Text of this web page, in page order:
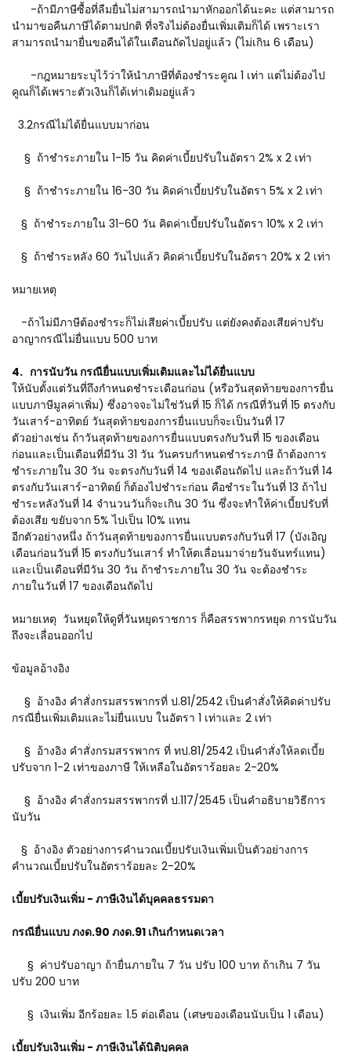
-ถ้ามีภาษีซื้อที่ลืมยื่นไม่สามารถนำมาหักออกได้นะคะ แต่สามารถ
นำมาขอคืนภาษีได้ตามปกติ ที่จริงไม่ต้องยื่นเพิ่มเติมก็ได้ เพราะเรา
สามารถนำมายื่นขอคืนได้ในเดือนถัดไปอยู่แล้ว (ไม่เกิน 6 เดือน)
-กฎหมายระบุไว้ว่าให้นำภาษีที่ต้องชำระคูณ 1 เท่า แต่ไม่ต้องไป
คูณก็ได้เพราะตัวเงินก็ได้เท่าเดิมอยู่แล้ว
3.2กรณีไม่ได้ยื่นแบบมาก่อน
§ ถ้าชำระภายใน 1-15 วัน คิดค่าเบี้ยปรับในอัตรา 2% x 2 เท่า
§ ถ้าชำระภายใน 16-30 วัน คิดค่าเบี้ยปรับในอัตรา 5% x 2 เท่า
§ ถ้าชำระภายใน 31-60 วัน คิดค่าเบี้ยปรับในอัตรา 10% x 2 เท่า
§ ถ้าชำระหลัง 60 วันไปแล้ว คิดค่าเบี้ยปรับในอัตรา 20% x 2 เท่า
หมายเหตุ
-ถ้าไม่มีภาษีต้องชำระก็ไม่เสียค่าเบี้ยปรับ แต่ยังคงต้องเสียค่าปรับ
อาญากรณีไม่ยื่นแบบ 500 บาท
4. การนับวัน กรณียื่นแบบเพิ่มเติมและไม่ได้ยื่นแบบ
ให้นับตั้งแต่วันที่ถึงกำหนดชำระเดือนก่อน (หรือวันสุดท้ายของการยื่น
แบบภาษีมูลค่าเพิ่ม) ซึ่งอาจจะไม่ใช่วันที่ 15 ก็ได้ กรณีที่วันที่ 15 ตรงกับ
วันเสาร์-อาทิตย์ วันสุดท้ายของการยื่นแบบก็จะเป็นวันที่ 17
ตัวอย่างเช่น ถ้าวันสุดท้ายของการยื่นแบบตรงกับวันที่ 15 ของเดือน
ก่อนและเป็นเดือนที่มีวัน 31 วัน วันครบกำหนดชำระภาษี ถ้าต้องการ
ชำระภายใน 30 วัน จะตรงกับวันที่ 14 ของเดือนถัดไป และถ้าวันที่ 14
ตรงกับวันเสาร์-อาทิตย์ ก็ต้องไปชำระก่อน คือชำระในวันที่ 13 ถ้าไป
ชำระหลังวันที่ 14 จำนวนวันก็จะเกิน 30 วัน ซึ่งจะทำให้ค่าเบี้ยปรับที่
ต้องเสีย ขยับจาก 5% ไปเป็น 10% แทน
อีกตัวอย่างหนึ่ง ถ้าวันสุดท้ายของการยื่นแบบตรงกับวันที่ 17 (บังเอิญ
เดือนก่อนวันที่ 15 ตรงกับวันเสาร์ ทำให้ตเลื่อนมาจ่ายวันจันทร์แทน)
และเป็นเดือนที่มีวัน 30 วัน ถ้าชำระภายใน 30 วัน จะต้องชำระ
ภายในวันที่ 17 ของเดือนถัดไป
หมายเหตุ วันหยุดให้ดูที่วันหยุดราชการ ก็คือสรรพากรหยุด การนับวัน
ถึงจะเลื่อนออกไป
ข้อมูลอ้างอิง
§ อ้างอิง คำสั่งกรมสรรพากรที่ ป.81/2542 เป็นคำสั่งให้คิดค่าปรับ
กรณียื่นเพิ่มเติมและไม่ยื่นแบบ ในอัตรา 1 เท่าและ 2 เท่า
§ อ้างอิง คำสั่งกรมสรรพากร ที่ ทป.81/2542 เป็นคำสั่งให้ลดเบี้ย
ปรับจาก 1-2 เท่าของภาษี ให้เหลือในอัตราร้อยละ 2-20%
§ อ้างอิง คำสั่งกรมสรรพากร​ที่ ป.117/2545 เป็นคำอธิบายวิธีการ
นับวัน
§ อ้างอิง ตัวอย่างการคำนวณเบี้ยปรับเงินเพิ่มเป็นตัวอย่างการ
คำนวณเบี้ยปรับในอัตราร้อยละ 2-20%
เบี้ยปรับเงินเพิ่ม - ภาษีเงินได้บุคคลธรรมดา
กรณียื่นแบบ ภงด.90 ภงด.91 เกินกำหนดเวลา
§ ค่าปรับอาญา ถ้ายื่นภายใน 7 วัน ปรับ 100 บาท ถ้าเกิน 7 วัน
ปรับ 200 บาท
§ เงินเพิ่ม อีกร้อยละ 1.5 ต่อเดือน (เศษของเดือนนับเป็น 1 เดือน)
เบี้ยปรับเงินเพิ่ม - ภาษีเงินได้นิติบุคคล